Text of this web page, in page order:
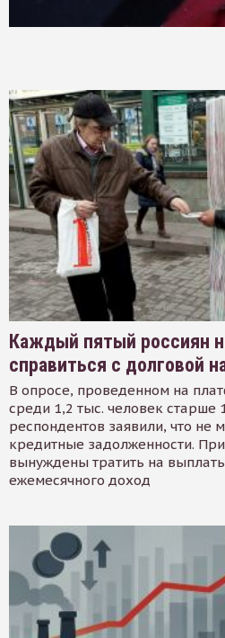
Каждый пятый россиян
справиться с долговой
В опросе, проведенном на
среди 1,2 тыс. человек старше
респондентов заявили, что не
кредитные задолженности.
вынуждены тратить на
ежемесячного доход